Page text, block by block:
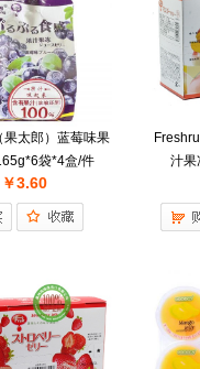
果太郎）蓝莓味果
袋*4盒/件
￥3.60
汁果